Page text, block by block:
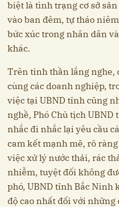
biệt là tình trạng cơ sở
vào ban đêm, tự tháo
bức xúc trong nhân dân
khác.
Trên tinh thần lắng nghe,
cùng các doanh nghiệp,
việc tại UBND tỉnh cũng
nghề, Phó Chủ tịch
nhắc đi nhắc lại yêu cầu
cam kết mạnh mẽ, rõ
việc xử lý nước thải, rác
nhiễm, tuyệt đối không
phó, UBND tỉnh Bắc Ninh
độ cao nhất đối với